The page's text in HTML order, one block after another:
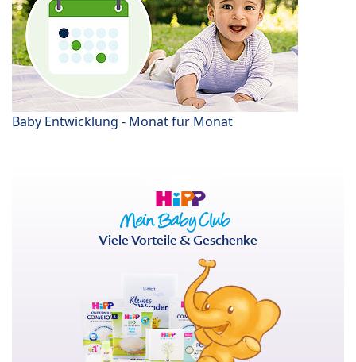
Baby Entwicklung - Monat für Monat
Viele Vorteile & Geschenke